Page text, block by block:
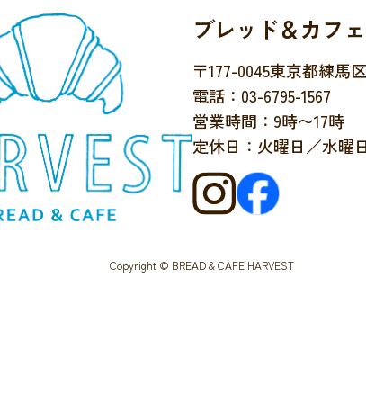
ブレッド＆カフ
〒177-0045東京都練馬
電話：03-6795-1567
営業時間：9時〜17時
定休日：火曜日／水曜日
Copyright © BREAD & CAFE HARVEST